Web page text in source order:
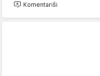
Komentariši